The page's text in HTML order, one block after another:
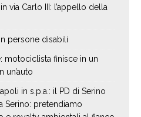
via Carlo III: l’appello della
persone disabili
motociclista finisce in un
un’auto
in s.p.a.: il PD di Serino
Serino: pretendiamo